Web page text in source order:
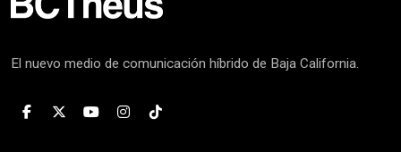
El nuevo medio de comunicación híbrido de Baja California.